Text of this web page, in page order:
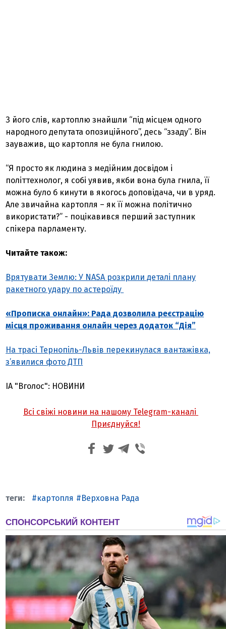
З його слів, картоплю знайшли “під місцем одного
народного депутата опозиційного”, десь “ззаду”. Він
зауважив, що картопля не була гнилою.
“Я просто як людина з медійним досвідом і
політтехнолог, я собі уявив, якби вона була гнила, її
можна було б кинути в якогось доповідача, чи в уряд.
Але звичайна картопля – як її можна політично
використати?” - поцікавився перший заступник
спікера парламенту.
Читайте також:
Врятувати Землю: У NASA розкрили деталі плану
ракетного удару по астероїду
«Прописка онлайн»: Рада дозволила реєстрацію
місця проживання онлайн через додаток “Дія”
На трасі Тернопіль-Львів перекинулася вантажівка,
з’явилися фото ДТП
ІА "Вголос": НОВИНИ
Всі свіжі новини на нашому Telegram-каналі
Приєднуйся!
картопля Верховна Рада